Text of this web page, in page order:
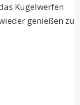
Kugelwerfen
genießen zu